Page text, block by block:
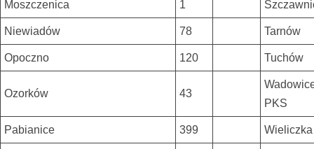
Moszczenica 1
Niewiadów 78 Tarnów
Opoczno 120 Tuchów
Ozorków 43
PKS
Pabianice 399 Wieliczka